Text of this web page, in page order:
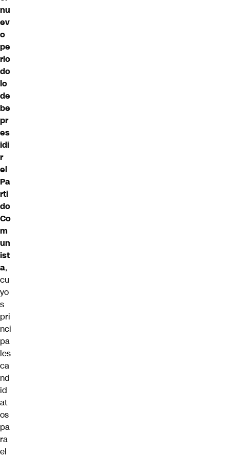
nu
ev
o
pe
rio
do
lo
de
be
pr
es
idi
r
el
Pa
rti
do
Co
m
un
ist
a,
cu
yo
s
pri
nci
pa
les
ca
nd
id
at
os
pa
ra
el